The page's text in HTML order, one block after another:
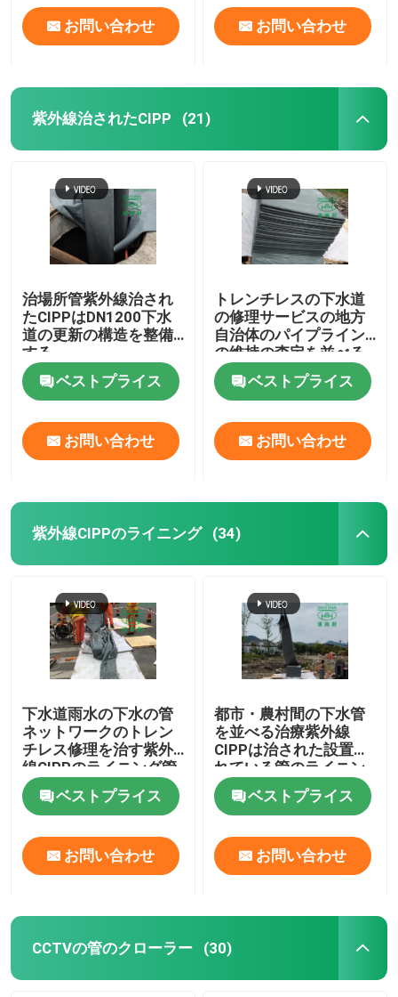
お問い合わせ お問い合わせ
紫外線治されたCIPP (21)
治場所管紫外線治され
たCIPPはDN1200下水
道の更新の構造を整備
する
ベストプライス
お問い合わせ
トレンチレスの下水道
の修理サービスの地方
自治体のパイプライン
の維持の査定を並べる
紫外線管
ベストプライス
お問い合わせ
紫外線CIPPのライニング (34)
下水道雨水の下水の管
ネットワークのトレン
チレス修理を治す紫外
線CIPPのライニング管
ベストプライス
お問い合わせ
都市・農村間の下水管
を並べる治療紫外線
CIPPは治された設置さ
れている管のライニン
グ プロセスを修理する
ベストプライス
お問い合わせ
CCTVの管のクローラー (30)